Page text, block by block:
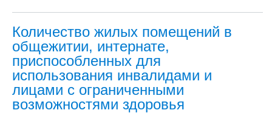
Количество жилых помещений в
общежитии, интернате,
приспособленных для
использования инвалидами и
лицами с ограниченными
возможностями здоровья